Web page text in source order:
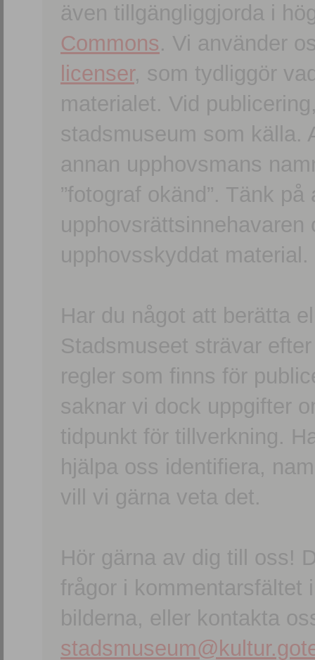
även tillgängliggjorda i
Commons. Vi använder
licenser, som tydliggör
materialet. Vid
stadsmuseum som källa.
annan upphovsmans
”fotograf okänd”. Tänk
upphovsskyddat material.
Har du något att berätta
Stadsmuseet strävar
regler som finns för
saknar vi dock uppgifter
tidpunkt för tillverkning.
hjälpa oss identifiera,
vill vi gärna veta det.
Hör gärna av dig till oss!
frågor i kommentarsfältet
bilderna, eller kontakta